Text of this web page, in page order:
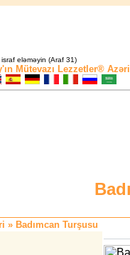
eləməyin (Araf 31)
Mütevazı Lezzetler®
» Badımcan Turşusu